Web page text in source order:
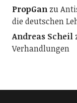
PropGanzu
die deutschen
Andreas Scheil
Verhandlungen